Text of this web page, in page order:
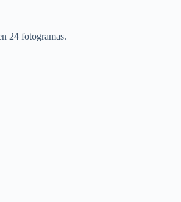
24 fotogramas.